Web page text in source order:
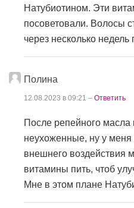
Натубиотином. Эти
посоветовали. Волосы
через несколько недель
Полина
12.08.2023 в 09:21 – Ответить
После репейного
неухоженные, ну у
внешнего воздействия
витамины пить, чтоб
Мне в этом плане